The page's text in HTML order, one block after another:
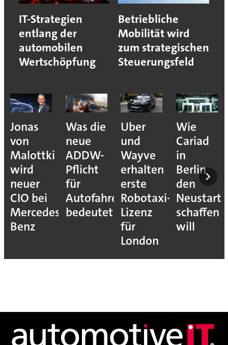
IT-Strategien
entlang der
automobilen
Wertschöpfung
Betriebliche
Mobilität wird
zum strategischen
Steuerungsfeld
Jonas
von
Malottki
wird
neuer
CIO bei
Mercedes-
Benz
Was die
neue
ADDW-
Pflicht
für
Autofahrer
bedeutet
Uber
und
Wayve
erhalten
erste
Robotaxi-
Lizenz
für
London
Wie
Cariad
in
Berlin
den
Neustart
schaffen
will